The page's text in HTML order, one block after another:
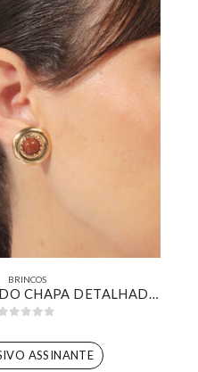
BRINCOS
BRINCO REDONDO CHAPA DETALHADA COM PEDRA MARROM BANHADO EM OURO 18K
ASSINANTE